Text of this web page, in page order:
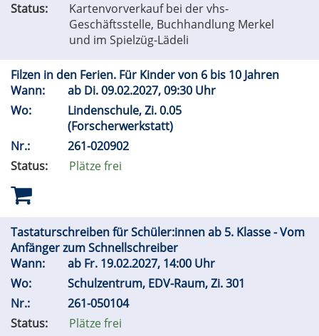
Status:
Kartenvorverkauf bei der vhs-
Geschäftsstelle, Buchhandlung Merkel
und im Spielzüg-Lädeli
Filzen in den Ferien. Für Kinder von 6 bis 10 Jahren
Wann:
ab Di.09.02.2027, 09:30 Uhr
Wo:
Lindenschule, Zi. 0.05
(Forscherwerkstatt)
Nr.:
261-020902
Status:
Plätze frei
Tastaturschreiben für Schüler:innen ab 5. Klasse - Vom
Anfänger zum Schnellschreiber
Wann:
ab Fr. 19.02.2027, 14:00 Uhr
Wo:
Schulzentrum, EDV-Raum, Zi. 301
Nr.:
261-050104
Status:
Plätze frei